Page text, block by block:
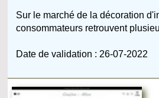
Sur le marché de la décoration
consommateurs retrouvent
Date de validation : 26-07-2022